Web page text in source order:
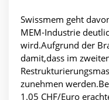
Swissmem geht
MEM-Industrie
wird.Aufgrund der
damit,dass im
zunehmen
1.05 CHF/Euro